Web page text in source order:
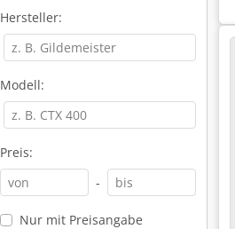
Hersteller:
Modell:
Preis:
-
Nur mit Preisangabe